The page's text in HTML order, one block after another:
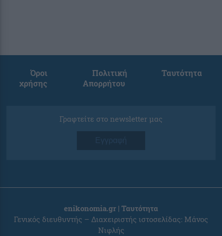
Όροι
χρήσης
Πολιτική
Απορρήτου
Ταυτότητα
Γραφτείτε στο newsletter μας
Εγγραφή
enikonomia.gr | Ταυτότητα
Γενικός διευθυντής – Διαχειριστής ιστοσελίδας: Μάνος
Νιφλής